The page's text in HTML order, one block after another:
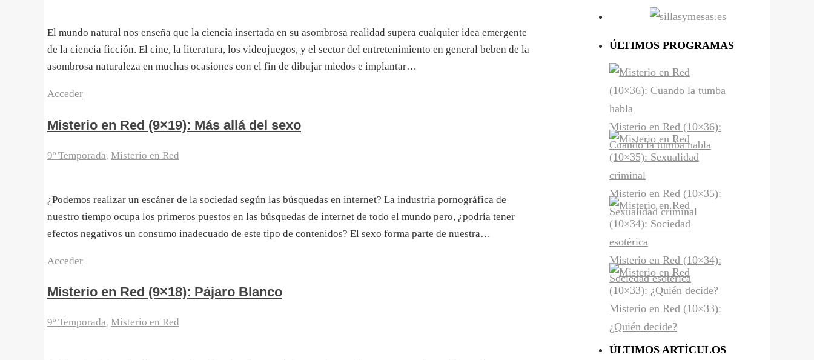
El mundo natural nos enseña que la ciencia insertada en su asombrosa realidad supera cualquier idea emergente
de la ciencia ficción. El cine, la literatura, los videojuegos, y el sector del entretenimiento en general beben de la
asombrosa naturaleza en muchas ocasiones con el fin de dibujar miedos e implantar…
Acceder
Misterio en Red (9×19): Más allá del sexo
9º Temporada, Misterio en Red
¿Podemos realizar un escáner de la sociedad según las búsquedas en internet? La industria pornográfica de
nuestro tiempo ocupa los primeros puestos en las búsquedas de internet de todo el mundo pero, ¿podría tener
efectos negativos un consumo inadecuado de este tipo de contenidos? El sexo forma parte de nuestra…
Acceder
Misterio en Red (9×18): Pájaro Blanco
9º Temporada, Misterio en Red
ÚLTIMOS PROGRAMAS
Misterio en Red (10×36):
Cuando la tumba habla
Misterio en Red (10×35):
Sexualidad criminal
Misterio en Red (10×34):
Sociedad esotérica
Misterio en Red (10×33):
¿Quién decide?
ÚLTIMOS ARTÍCULOS